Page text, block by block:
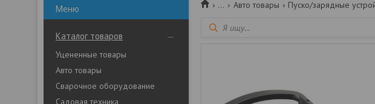
Каталог товаров
Уцененные товары
Авто товары
Сварочное оборудование
Садовая техника
... Авто товары Пуско/зарядные